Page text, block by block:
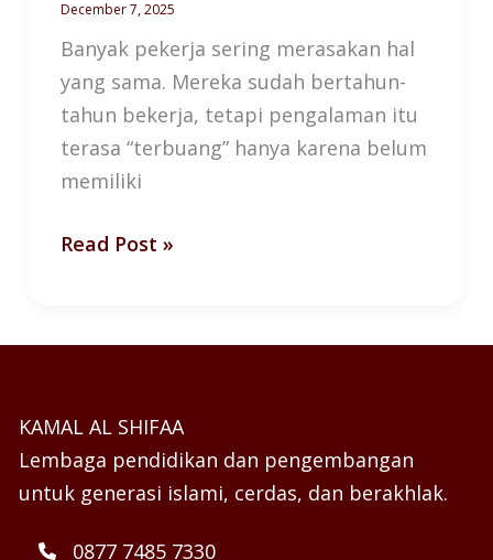
December 7, 2025
Banyak pekerja sering merasakan hal
yang sama. Mereka sudah bertahun-
tahun bekerja, tetapi pengalaman itu
terasa “terbuang” hanya karena belum
memiliki
Read Post »
KAMAL AL SHIFAA
Lembaga pendidikan dan pengembangan
untuk generasi islami, cerdas, dan berakhlak.
0877 7485 7330